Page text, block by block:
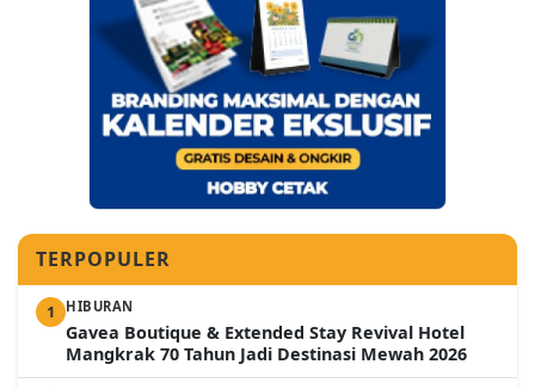
TERPOPULER
1 HIBURAN
Gavea Boutique & Extended Stay Revival Hotel
Mangkrak 70 Tahun Jadi Destinasi Mewah 2026